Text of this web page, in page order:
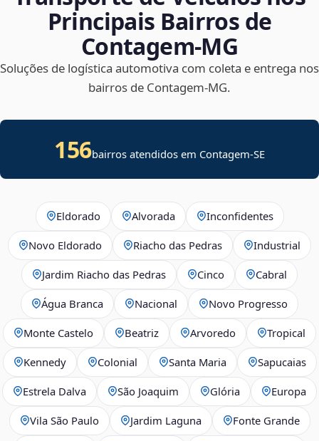
Principais Bairros de
Contagem‑MG
Soluções de logística automotiva com coleta e entrega nos
bairros de Contagem‑MG.
156bairros atendidos em Contagem-SE
Eldorado Alvorada Inconfidentes
Novo Eldorado Riacho das Pedras Industrial
Jardim Riacho das Pedras Cinco Cabral
Água Branca Nacional Novo Progresso
Monte Castelo Beatriz Arvoredo Tropical
Kennedy Colonial Santa Maria Sapucaias
Estrela Dalva São Joaquim Glória Europa
Vila São Paulo Jardim Laguna Fonte Grande